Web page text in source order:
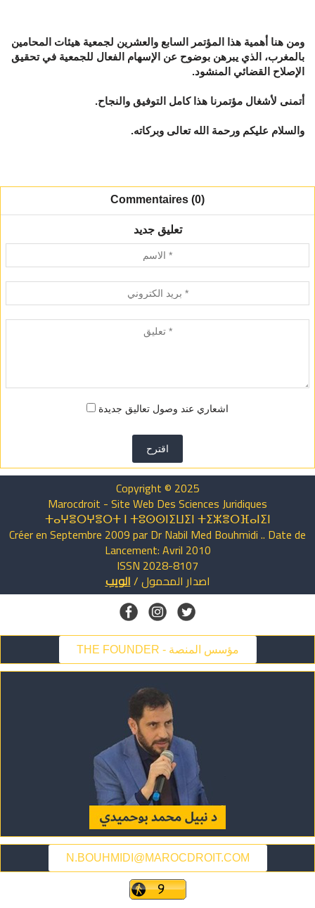
ومن هنا أهمية هذا المؤتمر السابع والعشرين لجمعية هيئات المحامين
بالمغرب، الذي يبرهن بوضوح عن الإسهام الفعال للجمعية في تحقيق
الإصلاح القضائي المنشود.
أتمنى لأشغال مؤتمرنا هذا كامل التوفيق والنجاح.
والسلام عليكم ورحمة الله تعالى وبركاته.
Commentaires (0)
تعليق جديد
اشعاري عند وصول تعاليق جديدة
اقترح
Copyright © 2025
Marocdroit - Site Web Des Sciences Juridiques
ⵜⴰⵖⴻⵔⵖⴻⵔⵜ ⵏ ⵜⵓⵙⵙⵏⵉⵡⵉⵏ ⵜⵉⵣⴻⵔⴼⴰⵏⵉⵏ
Créer en Septembre 2009 par Dr Nabil Med Bouhmidi .. Date de
Lancement: Avril 2010
ISSN 2028-8107
اصدارالمحمول/الويب
THE FOUNDER - مؤسس المنصة
N.BOUHMIDI@MAROCDROIT.COM